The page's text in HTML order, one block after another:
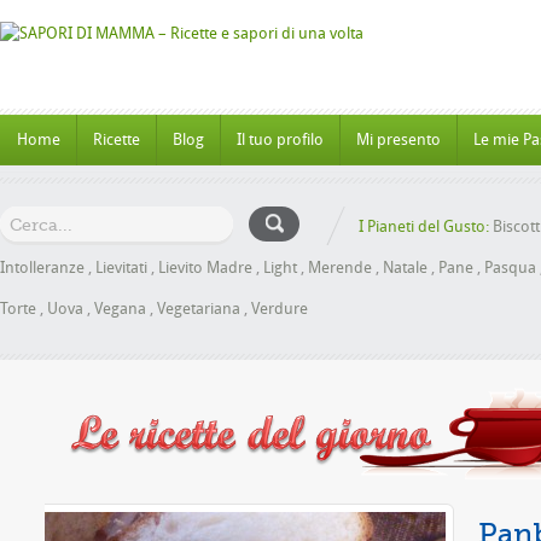
Home Ricette Blog Il tuo profilo Mi presento Le mie
I Pianeti del Gusto:
Intolleranze , Lievitati , Lievito Madre , Light , Merende , Natale , Pane , Pasqua
Torte , Uova , Vegana , Vegetariana , Verdure
senza